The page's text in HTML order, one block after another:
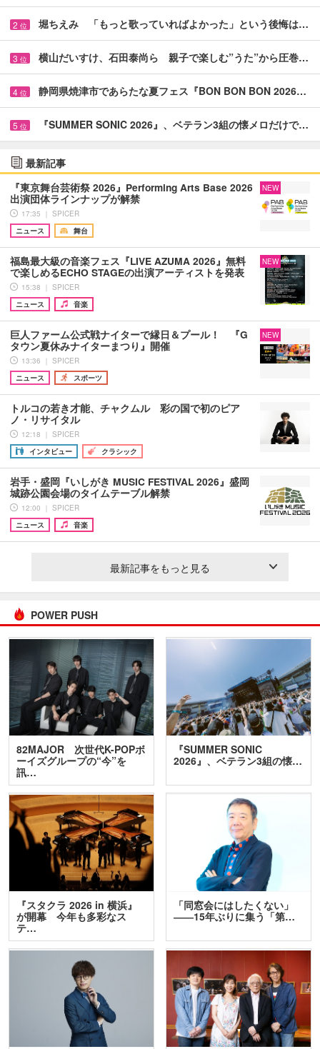
2 位 堀ちえみ 「もっと歌っていればよかった」という後悔は…
3 位 横山だいすけ、石田泰尚ら 親子で楽しむ”うた”から圧巻…
4 位 静岡県焼津市であらたな夏フェス『BON BON BON 2026…
5 位 『SUMMER SONIC 2026』、ベテラン3組の懐メロだけで…
最新記事
『東京舞台芸術祭 2026』Performing Arts Base 2026
出演団体ラインナップが解禁
17:35 ｜ SPICER
ニュース
舞台
NEW
福島最大級の音楽フェス『LIVE AZUMA 2026』無料
で楽しめるECHO STAGEの出演アーティストを発表
15:38 ｜ SPICER
ニュース
音楽
NEW
巨人ファーム公式戦ナイターで縁日＆プール！ 『G
タウン夏休みナイターまつり』開催
13:36 ｜ SPICER
ニュース
スポーツ
NEW
トルコの若き才能、チャクムル 彩の国で初のピア
ノ・リサイタル
12:18 ｜ SPICER
インタビュー
クラシック
岩手・盛岡『いしがき MUSIC FESTIVAL 2026』盛岡
城跡公園会場のタイムテーブル解禁
12:00 ｜ SPICER
ニュース
音楽
最新記事をもっと見る
POWER PUSH
82MAJOR 次世代K-POPボ
ーイズグループの“今”を
訊…
『SUMMER SONIC
2026』、ベテラン3組の懐…
『スタクラ 2026 in 横浜』
が開幕 今年も多彩なス
テ…
「同窓会にはしたくない」
――15年ぶりに集う「第…